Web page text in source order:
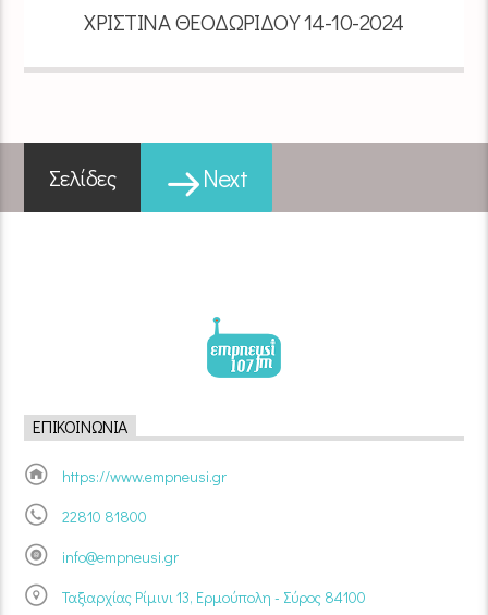
ΧΡΙΣΤΊΝΑ ΘΕΟΔΩΡΊΔΟΥ 14-10-2024
Σελίδες Next
ΕΠΙΚΟΙΝΩΝΊΑ
https://www.empneusi.gr
22810 81800
info@empneusi.gr
Ταξιαρχίας Ρίμινι 13, Ερμούπολη - Σύρος 84100